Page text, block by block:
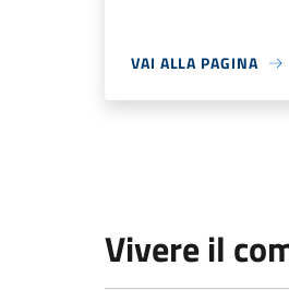
VAI ALLA PAGINA
Vivere il